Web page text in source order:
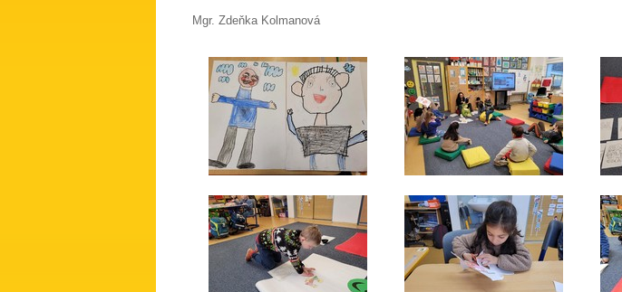
Mgr. Zdeňka Kolmanová